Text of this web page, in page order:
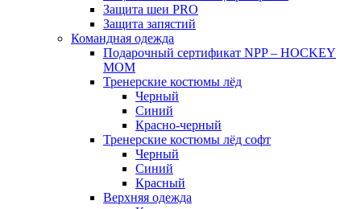
Защита шеи PRO
Защита запястий
Командная одежда
Подарочный сертификат NPP – HOCKEY
MOM
Тренерские костюмы лёд
Черный
Синий
Красно-черный
Тренерские костюмы лёд софт
Черный
Синий
Красный
Верхняя одежда